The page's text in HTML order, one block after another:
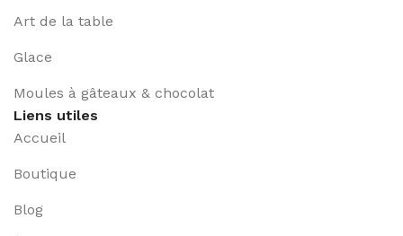
Art de la table
Glace
Moules à gâteaux & chocolat
Liens utiles
Accueil
Boutique
Blog